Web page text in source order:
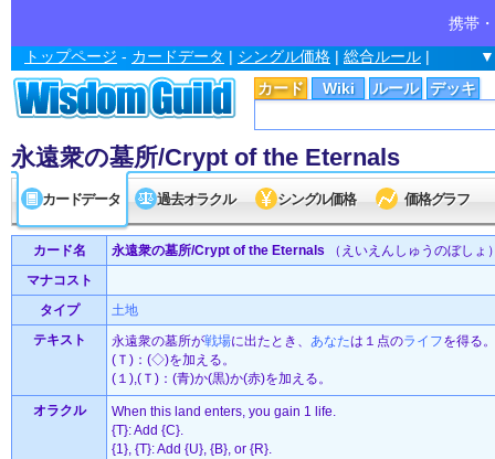
携帯
カード Wiki ルール デッキ
トップページ - カードデータ | シングル価格 | 総合ルール |
永遠衆の墓所/Crypt of the Eternals
カードデータ 過去オラクル シングル価格 価格グラフ
カード名 永遠衆の墓所/Crypt of the Eternals （えいえんしゅうのぼしょ
マナコスト
タイプ
土地
テキスト
永遠衆の墓所が戦場に出たとき、 あなたは１点のライフを得る。
(Ｔ)：(◇)を加える。
(１),(Ｔ)：(青)か(黒)か(赤)を加える。
オラクル
When this land enters, you gain 1 life.
{T}: Add {C}.
{1}, {T}: Add {U}, {B}, or {R}.